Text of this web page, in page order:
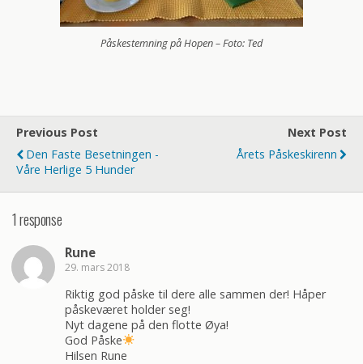
Påskestemning på Hopen – Foto: Ted
Previous Post
Den Faste Besetningen -
Våre Herlige 5 Hunder
Next Post
Årets Påskeskirenn
1 response
Rune
29. mars 2018
Riktig god påske til dere alle sammen der! Håper
påskeværet holder seg!
Nyt dagene på den flotte Øya!
God Påske
Hilsen Rune